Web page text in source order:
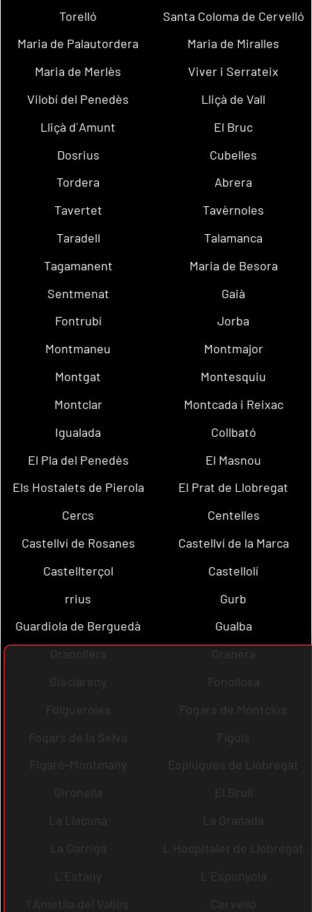
Torelló
Santa Coloma de Cervelló
Maria de Palautordera
Maria de Miralles
Maria de Merlès
Viver i Serrateix
Vilobí del Penedès
Lliçà de Vall
Lliçà d´Amunt
El Bruc
Dosrius
Cubelles
Tordera
Abrera
Tavertet
Tavèrnoles
Taradell
Talamanca
Tagamanent
Maria de Besora
Sentmenat
Gaià
Fontrubí
Jorba
Montmaneu
Montmajor
Montgat
Montesquiu
Montclar
Montcada i Reixac
Igualada
Collbató
El Pla del Penedès
El Masnou
Els Hostalets de Pierola
El Prat de Llobregat
Cercs
Centelles
Castellví de Rosanes
Castellví de la Marca
Castellterçol
Castellolí
rrius
Gurb
Guardiola de Berguedà
Gualba
Granollers
Granera
Gisclareny
Fonollosa
Folgueroles
Fogars de Montclús
Fogars de la Selva
Fígols
Figaró-Montmany
Esplugues de Llobregat
Gironella
El Brull
La Llacuna
La Granada
La Garriga
L´Hospitalet de Llobregat
L´Estany
L´Espunyola
l´Ametlla del Vallès
Cervelló